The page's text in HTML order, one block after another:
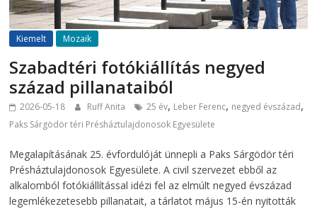
Kiemelt Mozaik
Szabadtéri fotókiállítás negyed
század pillanataiból
2026-05-18 Ruff Anita 25 év, Leber Ferenc, negyed évszázad,
Paks Sárgödör téri Présháztulajdonosok Egyesülete
Megalapításának 25. évfordulóját ünnepli a Paks Sárgödör téri
Présháztulajdonosok Egyesülete. A civil szervezet ebből az
alkalomból fotókiállítással idézi fel az elmúlt negyed évszázad
legemlékezetesebb pillanatait, a tárlatot május 15-én nyitották